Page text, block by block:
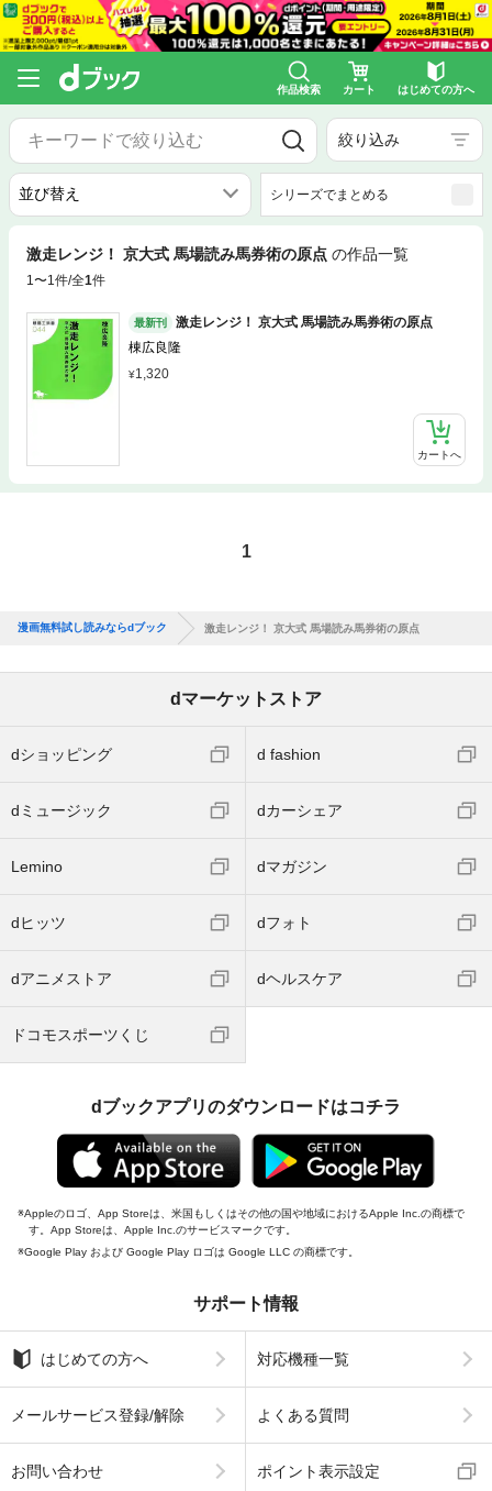
作品検索 カート はじめての方へ
絞り込み
シリーズでまとめる
激走レンジ！ 京大式 馬場読み馬券術の原点 の作品一覧
1〜1件/全1件
最新刊
激走レンジ！ 京大式 馬場読み馬券術の原点
棟広良隆
1,320
カートへ
1
漫画無料試し読みならdブック 激走レンジ！ 京大式 馬場読み馬券術の原点
dマーケットストア
dショッピング d fashion
dミュージック dカーシェア
Lemino dマガジン
dヒッツ dフォト
dアニメストア dヘルスケア
ドコモスポーツくじ
dブックアプリのダウンロードはコチラ
Appleのロゴ、App Storeは、米国もしくはその他の国や地域におけるApple Inc.の商標で
す。App Storeは、Apple Inc.のサービスマークです。
Google Play および Google Play ロゴは Google LLC の商標です。
サポート情報
はじめての方へ 対応機種一覧
メールサービス登録/解除 よくある質問
お問い合わせ ポイント表示設定